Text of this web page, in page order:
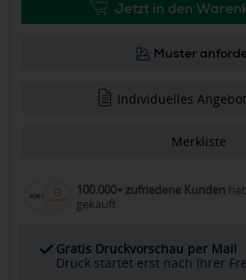
Jetzt in den
Muster
Individuelles
Merkliste
100.000+ zufriedene Kunden
gekauft
Gratis Druckvorschau per Mail
Druck startet erst nach Ihrer